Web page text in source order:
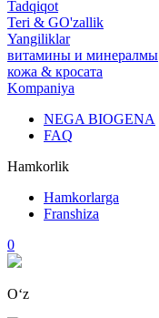
Tadqiqot
Teri & GO'zallik
Yangiliklar
витамины и минералмы
кожа & кросата
Kompaniya
NEGA BIOGENA
FAQ
Hamkorlik
Hamkorlarga
Franshiza
0
Oʻz